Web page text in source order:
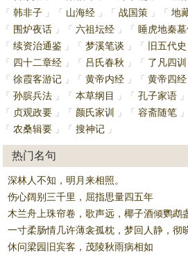
「
韩非子 」 「 山海经 」 「 战国策 」 「 地
「
围炉夜话 」 「 六祖坛经 」 「 睡虎地秦
「
续资治通鉴 」 「 梦溪笔谈 」 「 旧五代史
「
四十二章经 」 「 吕氏春秋 」 「 了凡四训
「
徐霞客游记 」 「 黄帝内经 」 「 黄帝四经
「
孙膑兵法 」 「 本草纲目 」 「 孔子家语 」
「
贞观政要 」 「 颜氏家训 」 「 容斋随笔 」
「
农桑辑要 」 「 搜神记 」
热门名句
深林人不知，明月来相照。
伤心阔别三千里，屈指思量四五年
木兰舟上珠帘卷，歌声远，椰子酒倾鹦鹉
一寸柔肠情几许薄衾孤枕，梦回人静，彻
休问梁园旧宾客，茂陵秋雨病相如